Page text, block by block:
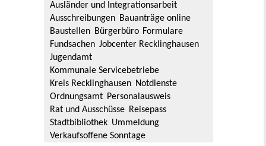
Ausländer und Integrationsarbeit
Ausschreibungen Bauanträge online
Baustellen Bürgerbüro Formulare
Fundsachen Jobcenter Recklinghausen
Jugendamt
Kommunale Servicebetriebe
Kreis Recklinghausen Notdienste
Ordnungsamt Personalausweis
Rat und Ausschüsse Reisepass
Stadtbibliothek Ummeldung
Verkaufsoffene Sonntage